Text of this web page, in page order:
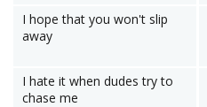
I hope that you won't slip
away
I hate it when dudes try to
chase me